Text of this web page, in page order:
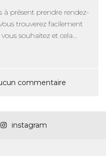
à présent prendre rendez-
trouverez facilement
souhaitez et cela...
commentaire
instagram